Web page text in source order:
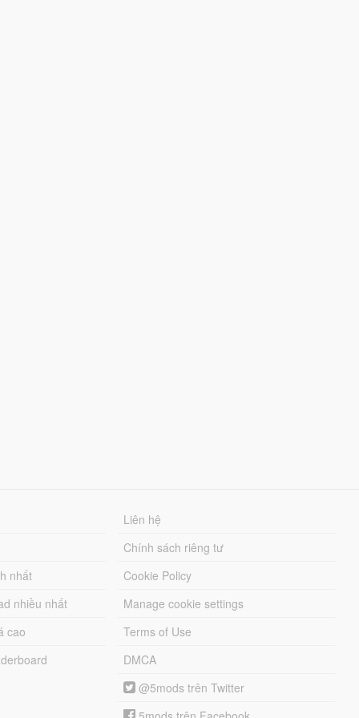
nhất
nhiều nhất
cao
Liên hệ
Chính sách riêng tư
Cookie Policy
Manage cookie settings
Terms of Use
DMCA
@5mods trên Twitter